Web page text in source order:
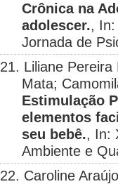
Crônica na
adolescer., In:
Jornada de
21. Liliane
Mata;
Estimulação
elementos
seu bebê., In:
Ambiente e
22. Caroline